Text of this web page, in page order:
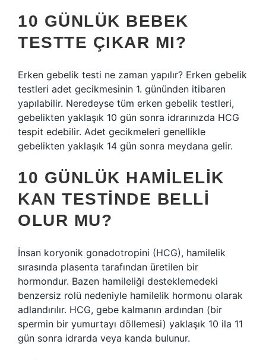
10 GÜNLÜK BEBEK
TESTTE ÇIKAR MI?
Erken gebelik testi ne zaman yapılır? Erken gebelik
testleri adet gecikmesinin 1. gününden itibaren
yapılabilir. Neredeyse tüm erken gebelik testleri,
gebelikten yaklaşık 10 gün sonra idrarınızda HCG
tespit edebilir. Adet gecikmeleri genellikle
gebelikten yaklaşık 14 gün sonra meydana gelir.
10 GÜNLÜK HAMILELIK
KAN TESTINDE BELLI
OLUR MU?
İnsan koryonik gonadotropini (HCG), hamilelik
sırasında plasenta tarafından üretilen bir
hormondur. Bazen hamileliği desteklemedeki
benzersiz rolü nedeniyle hamilelik hormonu olarak
adlandırılır. HCG, gebe kalmanın ardından (bir
spermin bir yumurtayı döllemesi) yaklaşık 10 ila 11
gün sonra idrarda veya kanda bulunur.